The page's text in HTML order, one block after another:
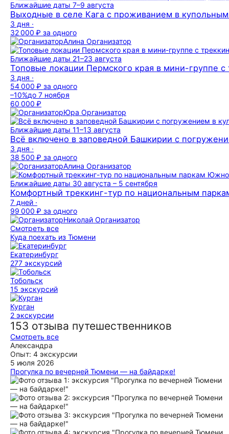
Ближайшие даты 7–9 августа
Выходные в селе Кага с проживанием в
3 дня ·
32 000 ₽ за одного
Алина Организатор
Ближайшие даты 21–23 августа
Топовые локации Пермского края в мини-группе
3 дня ·
54 000 ₽ за одного
–10%до 7 ноября
60 000 ₽
Юра Организатор
Ближайшие даты 11–13 августа
Всё включено в заповедной Башкирии с
3 дня ·
38 500 ₽ за одного
Алина Организатор
Ближайшие даты 30 августа – 5 сентября
Комфортный треккинг-тур по национальным
7 дней ·
99 000 ₽ за одного
Николай Организатор
Смотреть все
Куда поехать из Тюмени
Екатеринбург
277 экскурсий
Тобольск
15 экскурсий
Курган
2 экскурсии
153 отзыва путешественников
Смотреть все
Александра
Опыт: 4 экскурсии
5 июля 2026
Прогулка по вечерней Тюмени — на байдарке!
Очень атмосферно и душевно провели время! Безумно
понравился подход Валерия к мероприятию: рассказал
всю историю байдарок, научил, как правильно держать
стройку и весло а потом отправились в путь. Сначала
плыли по течению вдоль храма Никольского затем по
течению вдоль моста Влюбленных, за это время Валерий
рассказал про историю Тюмени и про локальные места. По